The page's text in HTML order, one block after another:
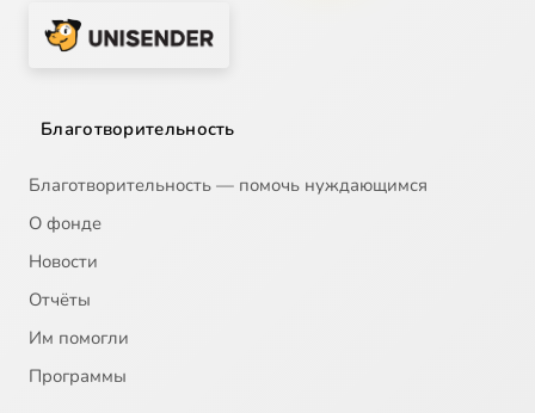
18 Иларион Великий, преподобный
21
22
Благотворительность
Благотворительность — помочь нуждающимся
О фонде
Новости
Отчёты
Им помогли
Программы